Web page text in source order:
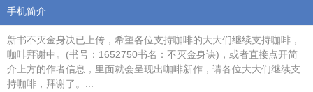
手机简介
新书不灭金身决已上传，希望各位支持咖啡的大大们继续支持咖啡，
咖啡拜谢中。(书号：1652750书名：不灭金身诀)，或者直接点开简
介上方的作者信息，里面就会呈现出咖啡新作，请各位大大们继续支
持咖啡，拜谢了。...